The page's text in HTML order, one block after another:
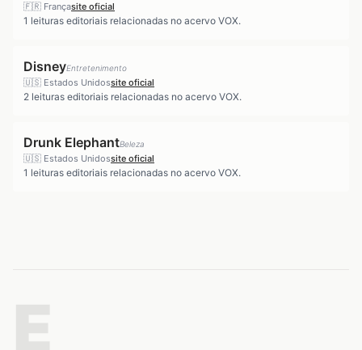
🇫🇷 Françasite oficial
1 leituras editoriais relacionadas no acervo VOX.
DisneyEntretenimento
🇺🇸 Estados Unidossite oficial
2 leituras editoriais relacionadas no acervo VOX.
Drunk ElephantBeleza
🇺🇸 Estados Unidossite oficial
1 leituras editoriais relacionadas no acervo VOX.